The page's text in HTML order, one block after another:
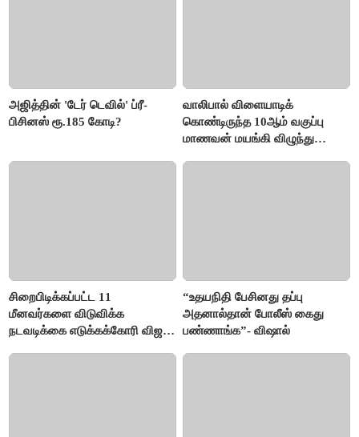
அஜித்தின் 'டேர் டெவில்' ப்ரீ-
பிசினஸ் ரூ.185 கோடி?
வாலிபால் விளையாடிக்
கொண்டிருந்த 10ஆம் வகுப்பு
மாணவன் மயங்கி விழுந்து
சிறைபிடிக்கப்பட்ட 11
மீனவர்களை விடுவிக்க
நடவடிக்கை எடுக்கக்கோரி விஜய்
“உதயநிதி பேசினது தப்பு
அதனால்தான் போலீஸ் கைது
பண்ணாங்க”- விஷால்